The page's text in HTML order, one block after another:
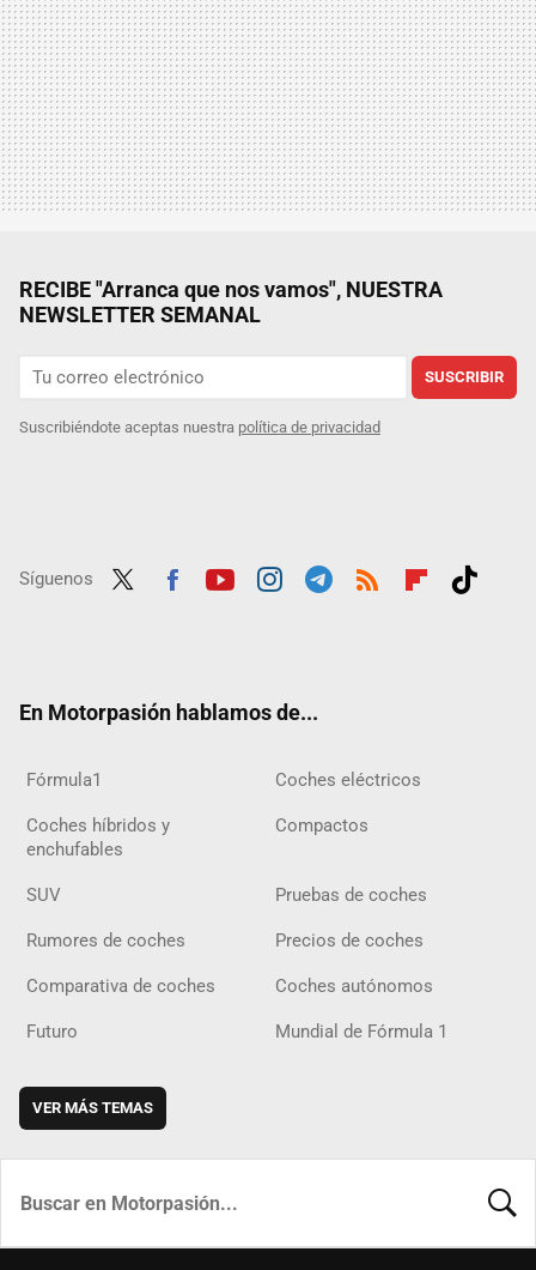
RECIBE "Arranca que nos vamos", NUESTRA
NEWSLETTER SEMANAL
SUSCRIBIR
Suscribiéndote aceptas nuestra política de privacidad
Síguenos
En Motorpasión hablamos de...
Fórmula1 Coches eléctricos
Coches híbridos y
enchufables
Compactos
SUV Pruebas de coches
Rumores de coches Precios de coches
Comparativa de coches Coches autónomos
Futuro Mundial de Fórmula 1
VER MÁS TEMAS